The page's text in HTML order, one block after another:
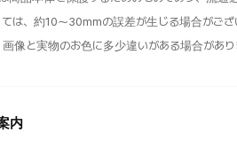
は、約10～30mmの誤差が生じる場合がござ
像と実物のお色に多少違いがある場合があり
内